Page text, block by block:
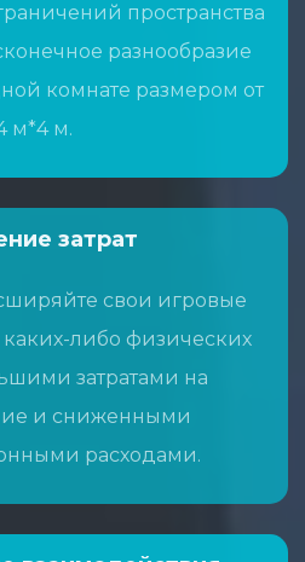
пространства
разнообразие
комнате размером от
м*4 м.
затрат
свои игровые
либо физических
затратами на
и сниженными
расходами.